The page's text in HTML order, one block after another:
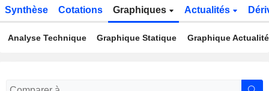
Synthèse Cotations Graphiques Actualités
Analyse Technique Graphique Statique Graphique